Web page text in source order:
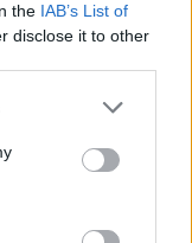
the IAB’s List of
disclose it to other
or more Google
You may click to
party tags to
in below Google